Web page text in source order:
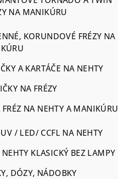
NA MANIKÚRU
KORUNDOVÉ FRÉZY NA
A KARTÁČE NA NEHTY
NA FRÉZY
FRÉZ NA NEHTY A MANIKÚRU
/ LED/ CCFL NA NEHTY
KLASICKÝ BEZ LAMPY
DÓZY, NÁDOBKY